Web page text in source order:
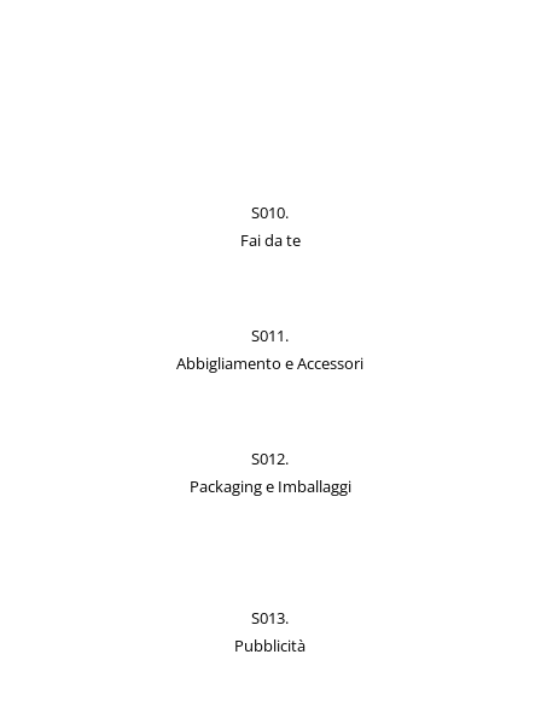
S010.
Fai da te
S011.
Abbigliamento e Accessori
S012.
Packaging e Imballaggi
S013.
Pubblicità